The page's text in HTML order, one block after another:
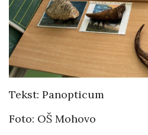
Tekst: Panopticum
Foto: OŠ Mohovo